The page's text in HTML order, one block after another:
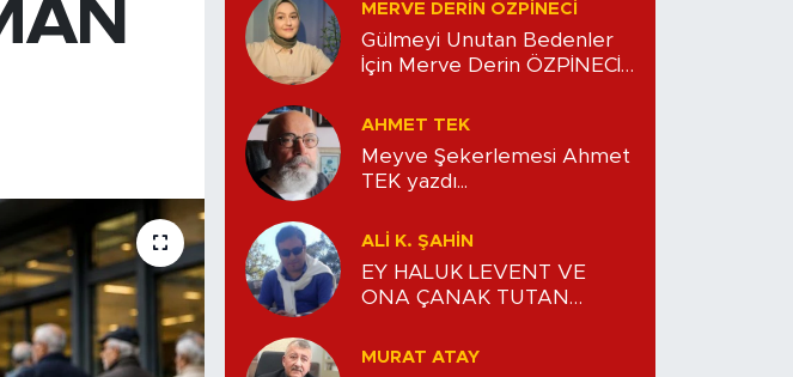
MERVE DERIN ÖZPİNECİ
Gülmeyi Unutan Bedenler
İçin Merve Derin ÖZPİNECİ
AHMET TEK
Meyve Şekerlemesi Ahmet
TEK yazdı...
ALİ K. ŞAHİN
EY HALUK LEVENT VE
ONA ÇANAK TUTAN
MURAT ATAY